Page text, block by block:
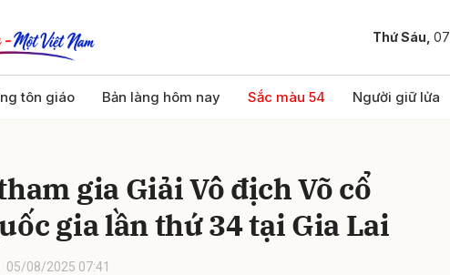
Thứ Sáu,
tôn giáo Bản làng hôm nay Sắc màu 54 Người giữ lửa
gia Giải Vô địch Võ cổ
gia lần thứ 34 tại Gia Lai
05/08/2025 07:41
Gửi bình luận